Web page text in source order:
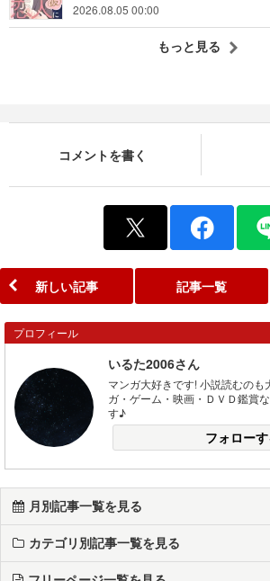
2026.08.05 00:00
もっと見る
コメントを書く
新しい記事 記事一覧
プロフィール
いるた2006さん
マンガ大好きです! 小説読むのも
ガ・ゲーム・映画・ＤＶＤ鑑賞
す♪
フォロー
月別記事一覧を見る
カテゴリ別記事一覧を見る